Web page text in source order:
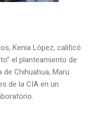
Kenia López, calificó
el planteamiento de
Chihuahua, Maru
de la CIA en un